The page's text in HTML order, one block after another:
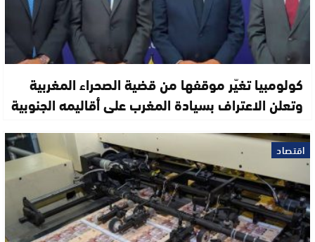
كولومبيا تغيّر موقفها من قضية الصحراء المغربية
وتعلن الاعتراف بسيادة المغرب على أقاليمه الجنوبية
اقتصاد